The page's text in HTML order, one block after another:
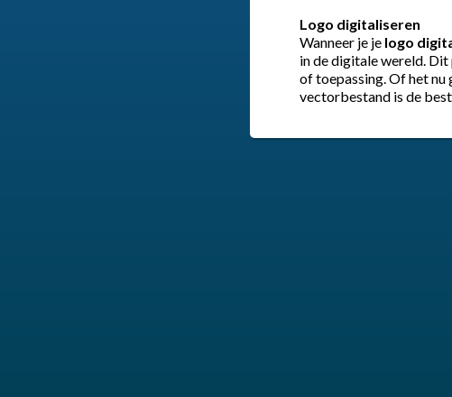
Logo digitaliseren
Wanneer je je logo
in de digitale wereld.
of toepassing. Of het
vectorbestand is de